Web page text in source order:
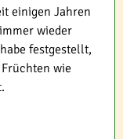
einigen Jahren
wieder
festgestellt,
wie